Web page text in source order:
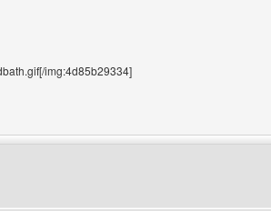
img:4d85b29334]